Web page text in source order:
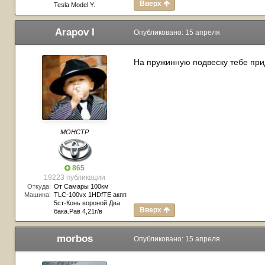
Tesla Model Y.
Отрегулировать чтобы
продолжать ехать, но не на
пригруза притулить ещё
Вверх
Arapov I
МОНСТР
865
19223 публикации
Откуда: От Самары 100км
Машина: TLC-100vx 1HDfTE акпп
5ст-Конь вороной.Два
бака.Рав 4,21г/в
Опубликовано: 15 апреля
На пружинную подвеску тебе
Вверх
morbos Опубликовано: 15 апреля